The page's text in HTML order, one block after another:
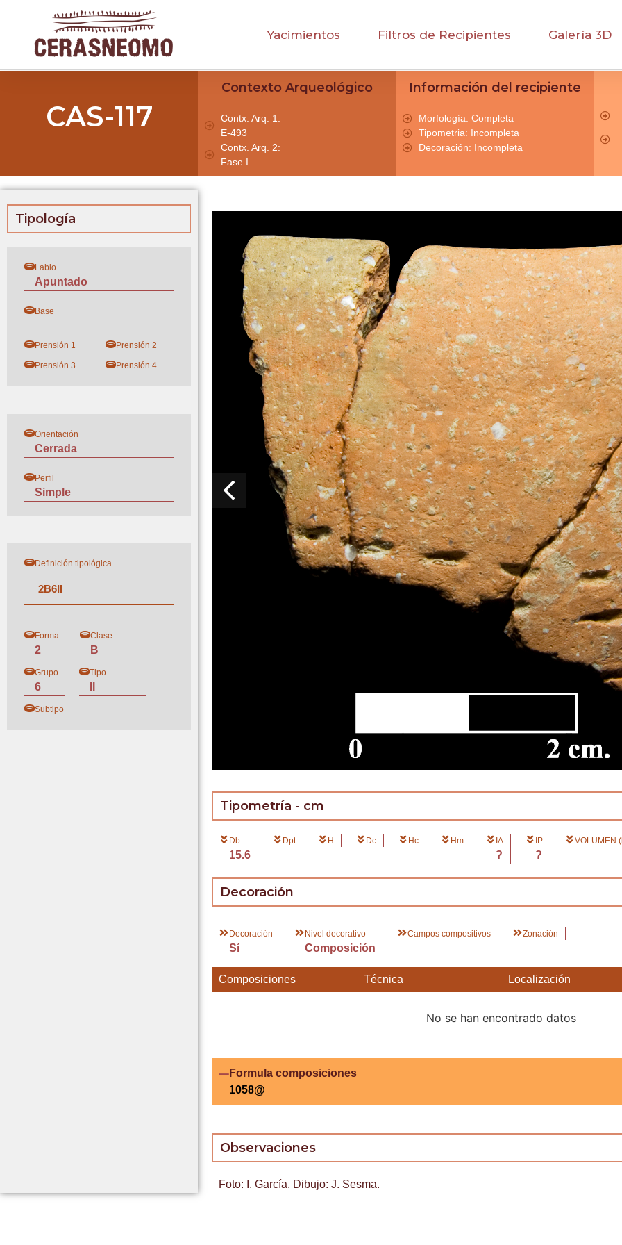
Yacimientos Filtros de Recipientes Galería 3D
CAS-117
Contexto Arqueológico
Contx. Arq. 1:
E-493
Contx. Arq. 2:
Fase I
Información del recipiente
Morfología: Completa
Tipometria: Incompleta
Decoración: Incompleta
Tipología
Labio
Apuntado
Base
Prensión 1 Prensión 2
Prensión 3 Prensión 4
Orientación
Cerrada
Perfil
Simple
Definición tipológica
2B6II
Forma
2
Clase
B
Grupo
6
Tipo
Subtipo
Tipometría - cm
Db
15.6
Dpt H Dc Hc Hm IA
?
IP
?
VOLUMEN
Decoración
Decoración
Sí
Nivel decorativo
Composición
Campos compositivos Zonación
Composiciones Técnica Localización
No se han encontrado datos
Formula composiciones
1058@
Observaciones
Foto: I. García. Dibujo: J. Sesma.